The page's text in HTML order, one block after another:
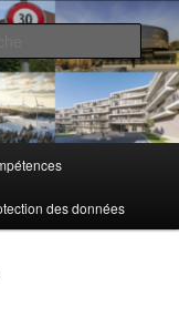
des données